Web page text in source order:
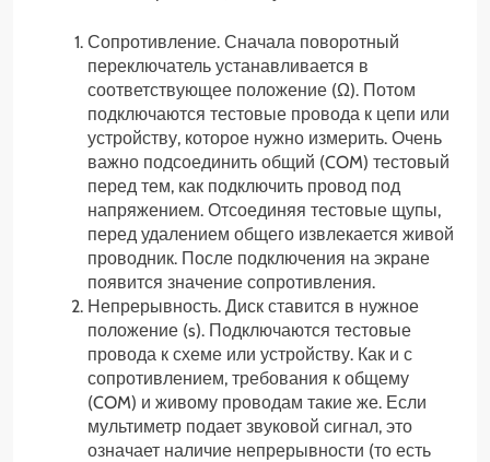
Сопротивление. Сначала поворотный
переключатель устанавливается в
соответствующее положение (Ω). Потом
подключаются тестовые провода к цепи или
устройству, которое нужно измерить. Очень
важно подсоединить общий (COM) тестовый
перед тем, как подключить провод под
напряжением. Отсоединяя тестовые щупы,
перед удалением общего извлекается живой
проводник. После подключения на экране
появится значение сопротивления.
Непрерывность. Диск ставится в нужное
положение (s). Подключаются тестовые
провода к схеме или устройству. Как и с
сопротивлением, требования к общему
(COM) и живому проводам такие же. Если
мультиметр подает звуковой сигнал, это
означает наличие непрерывности (то есть